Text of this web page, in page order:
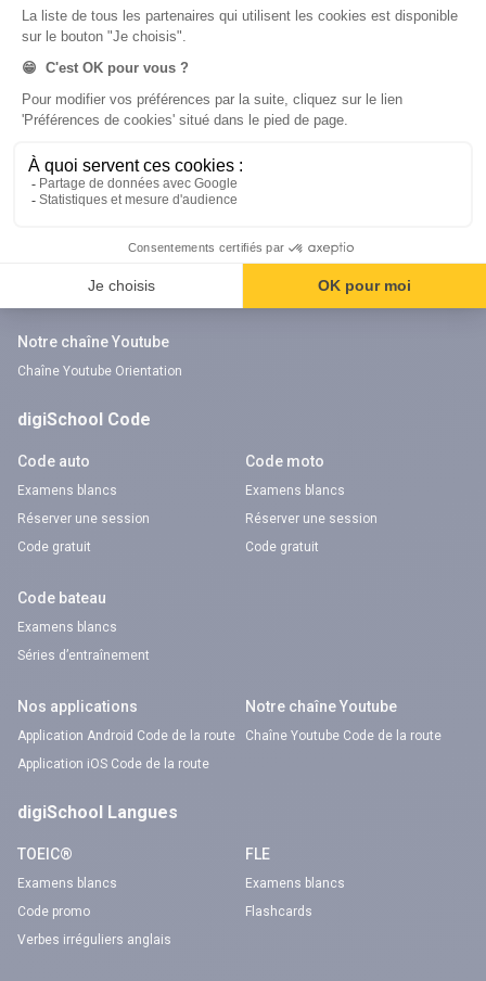
Nos applications
Application Android Éducation
Orientation
Diplômes
Notre chaîne Youtube
Chaîne Youtube Orientation
digiSchool Code
Code auto
Examens blancs
Réserver une session
Code gratuit
Code moto
Examens blancs
Réserver une session
Code gratuit
Code bateau
Examens blancs
Séries d’entraînement
Nos applications
Application Android Code de la route
Application iOS Code de la route
Notre chaîne Youtube
Chaîne Youtube Code de la route
digiSchool Langues
TOEIC®
Examens blancs
Code promo
Verbes irréguliers anglais
FLE
Examens blancs
Flashcards